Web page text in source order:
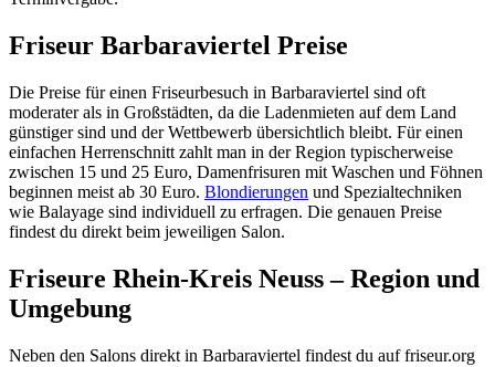
Friseur Barbaraviertel Preise
Die Preise für einen Friseurbesuch in Barbaraviertel sind oft
moderater als in Großstädten, da die Ladenmieten auf dem Land
günstiger sind und der Wettbewerb übersichtlich bleibt. Für einen
einfachen Herrenschnitt zahlt man in der Region typischerweise
zwischen 15 und 25 Euro, Damenfrisuren mit Waschen und Föhnen
beginnen meist ab 30 Euro. Blondierungen und Spezialtechniken
wie Balayage sind individuell zu erfragen. Die genauen Preise
findest du direkt beim jeweiligen Salon.
Friseure Rhein-Kreis Neuss – Region und
Umgebung
Neben den Salons direkt in Barbaraviertel findest du auf friseur.org